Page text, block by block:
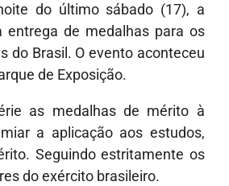
do último sábado (17), a
entrega de medalhas para os
do Brasil. O evento aconteceu
de Exposição.
as medalhas de mérito à
a aplicação aos estudos,
Seguindo estritamente os
do exército brasileiro.